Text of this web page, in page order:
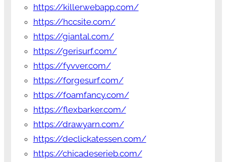
https://killerwebapp.com/
https://hccsite.com/
https://giantal.com/
https://gerisurf.com/
https://fyvver.com/
https://forgesurf.com/
https://foamfancy.com/
https://flexbarker.com/
https://drawyarn.com/
https://declickatessen.com/
https://chicadeserieb.com/